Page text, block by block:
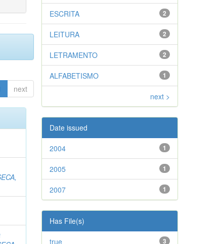
next
2
ESCRITA
2
LEITURA
2
LETRAMENTO
1
ALFABETISMO
next >
Date issued
1
2004
1
2005
1
2007
Has File(s)
3
true